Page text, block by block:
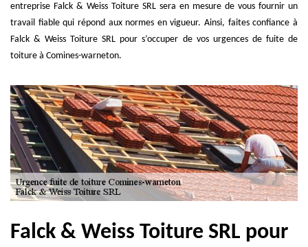
entreprise Falck & Weiss Toiture SRL sera en mesure de vous fournir un
travail fiable qui répond aux normes en vigueur. Ainsi, faites confiance à
Falck & Weiss Toiture SRL pour s’occuper de vos urgences de fuite de
toiture à Comines-warneton.
Falck & Weiss Toiture SRL pour